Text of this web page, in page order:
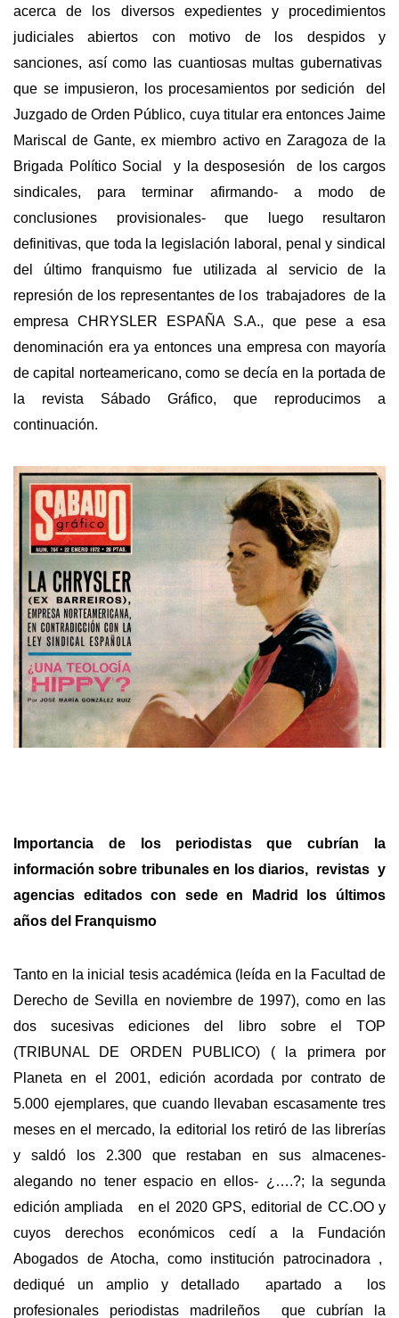
acerca de los diversos expedientes y procedimientos
judiciales abiertos con motivo de los despidos y
sanciones, así como las cuantiosas multas gubernativas
que se impusieron, los procesamientos por sedición del
Juzgado de Orden Público, cuya titular era entonces Jaime
Mariscal de Gante, ex miembro activo en Zaragoza de la
Brigada Político Social y la desposesión de los cargos
sindicales, para terminar afirmando- a modo de
conclusiones provisionales- que luego resultaron
definitivas, que toda la legislación laboral, penal y sindical
del último franquismo fue utilizada al servicio de la
represión de los representantes de los trabajadores de la
empresa CHRYSLER ESPAÑA S.A., que pese a esa
denominación era ya entonces una empresa con mayoría
de capital norteamericano, como se decía en la portada de
la revista Sábado Gráfico, que reproducimos a
continuación.
Importancia de los periodistas que cubrían la
información sobre tribunales en los diarios, revistas y
agencias editados con sede en Madrid los últimos
años del Franquismo
Tanto en la inicial tesis académica (leída en la Facultad de
Derecho de Sevilla en noviembre de 1997), como en las
dos sucesivas ediciones del libro sobre el TOP
(TRIBUNAL DE ORDEN PUBLICO) ( la primera por
Planeta en el 2001, edición acordada por contrato de
5.000 ejemplares, que cuando llevaban escasamente tres
meses en el mercado, la editorial los retiró de las librerías
y saldó los 2.300 que restaban en sus almacenes-
alegando no tener espacio en ellos- ¿….?; la segunda
edición ampliada en el 2020 GPS, editorial de CC.OO y
cuyos derechos económicos cedí a la Fundación
Abogados de Atocha, como institución patrocinadora ,
dediqué un amplio y detallado apartado a los
profesionales periodistas madrileños que cubrían la